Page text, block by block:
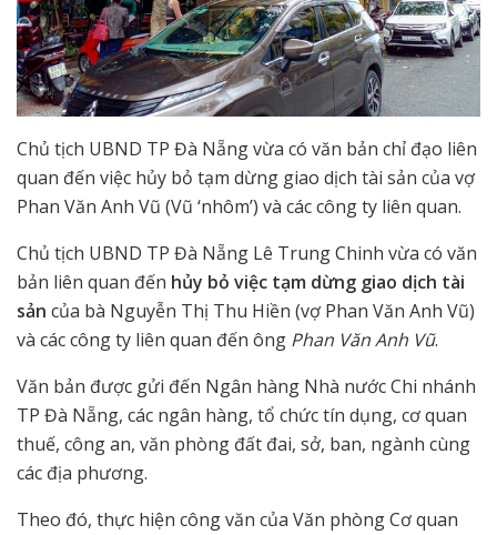
Chủ tịch UBND TP Đà Nẵng vừa có văn bản chỉ đạo liên
quan đến việc hủy bỏ tạm dừng giao dịch tài sản của vợ
Phan Văn Anh Vũ (Vũ ‘nhôm’) và các công ty liên quan.
Chủ tịch UBND TP Đà Nẵng Lê Trung Chinh vừa có văn
bản liên quan đến hủy bỏ việc tạm dừng giao dịch tài
sản của bà Nguyễn Thị Thu Hiền (vợ Phan Văn Anh Vũ)
và các công ty liên quan đến ông Phan Văn Anh Vũ.
Văn bản được gửi đến Ngân hàng Nhà nước Chi nhánh
TP Đà Nẵng, các ngân hàng, tổ chức tín dụng, cơ quan
thuế, công an, văn phòng đất đai, sở, ban, ngành cùng
các địa phương.
Theo đó, thực hiện công văn của Văn phòng Cơ quan